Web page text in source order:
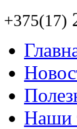
+375(17)
Наши